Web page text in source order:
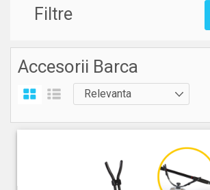
Filtre
Accesorii Barca